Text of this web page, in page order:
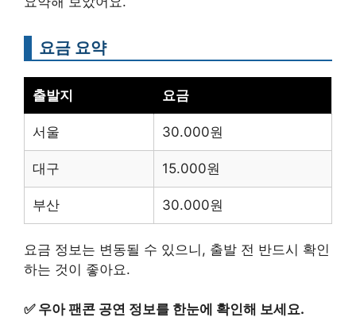
요금 요약
출발지 요금
서울 30.000원
대구 15.000원
부산 30.000원
요금 정보는 변동될 수 있으니, 출발 전 반드시 확인
하는 것이 좋아요.
✅ 우아 팬콘 공연 정보를 한눈에 확인해 보세요.